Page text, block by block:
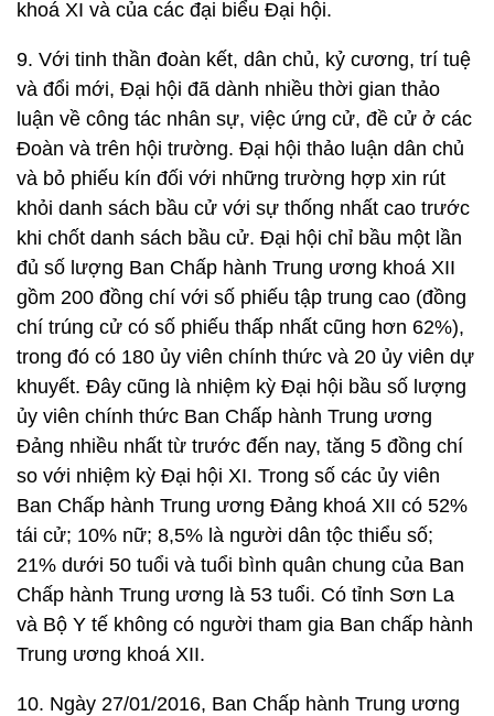
khoá XI và của các đại biểu Đại hội.
9. Với tinh thần đoàn kết, dân chủ, kỷ cương, trí tuệ
và đổi mới, Đại hội đã dành nhiều thời gian thảo
luận về công tác nhân sự, việc ứng cử, đề cử ở các
Đoàn và trên hội trường. Đại hội thảo luận dân chủ
và bỏ phiếu kín đối với những trường hợp xin rút
khỏi danh sách bầu cử với sự thống nhất cao trước
khi chốt danh sách bầu cử. Đại hội chỉ bầu một lần
đủ số lượng Ban Chấp hành Trung ương khoá XII
gồm 200 đồng chí với số phiếu tập trung cao (đồng
chí trúng cử có số phiếu thấp nhất cũng hơn 62%),
trong đó có 180 ủy viên chính thức và 20 ủy viên dự
khuyết. Đây cũng là nhiệm kỳ Đại hội bầu số lượng
ủy viên chính thức Ban Chấp hành Trung ương
Đảng nhiều nhất từ trước đến nay, tăng 5 đồng chí
so với nhiệm kỳ Đại hội XI. Trong số các ủy viên
Ban Chấp hành Trung ương Đảng khoá XII có 52%
tái cử; 10% nữ; 8,5% là người dân tộc thiểu số;
21% dưới 50 tuổi và tuổi bình quân chung của Ban
Chấp hành Trung ương là 53 tuổi. Có tỉnh Sơn La
và Bộ Y tế không có người tham gia Ban chấp hành
Trung ương khoá XII.
10. Ngày 27/01/2016, Ban Chấp hành Trung ương